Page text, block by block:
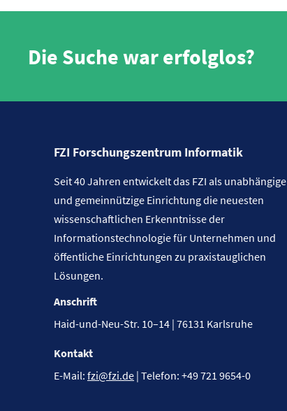
Die Suche war erfolglos?
FZI Forschungszentrum Informatik
Seit 40 Jahren entwickelt das FZI als unabhängige
und gemeinnützige Einrichtung die neuesten
wissenschaftlichen Erkenntnisse der
Informationstechnologie für Unternehmen und
öffentliche Einrichtungen zu praxistauglichen
Lösungen.
Anschrift
Haid-und-Neu-Str. 10–14 | 76131 Karlsruhe
Kontakt
E-Mail: fzi@fzi.de | Telefon: +49 721 9654-0